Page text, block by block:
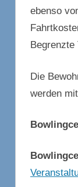
ebenso
Begrenzte
Die
werden